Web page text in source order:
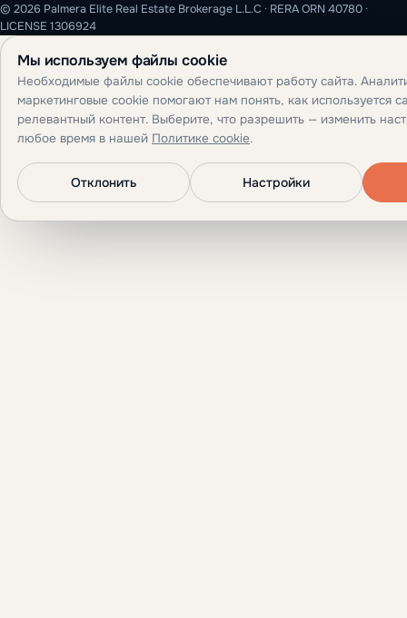
© 2026 Palmera Elite Real Estate Brokerage L.L.C · RERA ORN 40780 ·
LICENSE 1306924
Мы используем файлы cookie
Необходимые файлы cookie обеспечивают работу сайта.
маркетинговые cookie помогают нам понять, как используется
релевантный контент. Выберите, что разрешить — изменить
любое время в нашей Политике cookie.
Отклонить Настройки